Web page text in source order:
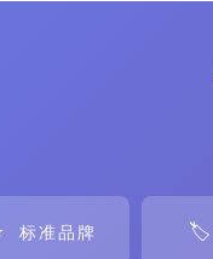
标准品牌 🏷️